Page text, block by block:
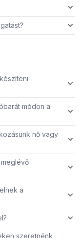
módon a
nő vagy
a
szeretnénk